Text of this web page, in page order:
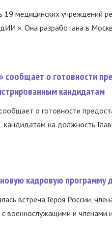
19 медицинских учреждений
». Она разработана в
о готовности
кандидатам
о готовности
кандидатам на должность
кадровую программу
встреча Героя России,
военнослужащими и членами